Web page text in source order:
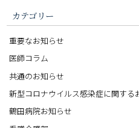
カテゴリー
重要なお知らせ
医師コラム
共通のお知らせ
新型コロナウイルス感染症に関する
鶴田病院お知らせ